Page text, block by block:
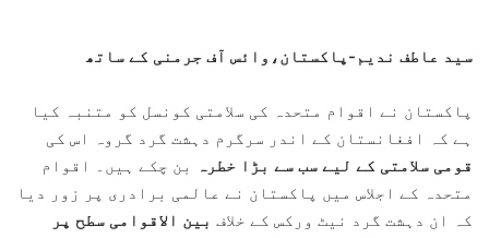
a
e
m
a
سید عاطف ندیم-پاکستان،وائس آف جرمنی کے ساتھ
پاکستان نے اقوام متحدہ کی سلامتی کونسل کو متنبہ کیا
ہے کہ افغانستان کے اندر سرگرم دہشت گرد گروہ اس کی
قومی سلامتی کے لیے سب سے بڑا خطرہ
بن چکے ہیں۔ اقوام
متحدہ کے اجلاس میں پاکستان نے عالمی برادری پر زور دیا
کہ ان دہشت گرد نیٹ ورکس کے خلاف بین الاقوامی سطح پر